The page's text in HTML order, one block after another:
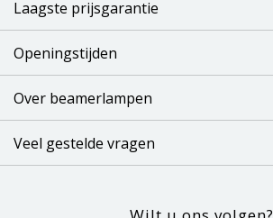
Laagste prijsgarantie
Openingstijden
Over beamerlampen
Veel gestelde vragen